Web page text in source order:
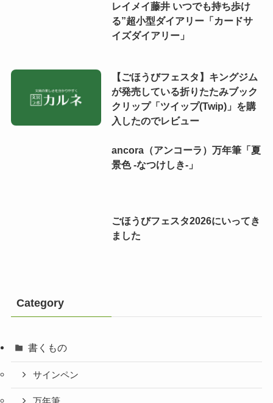
レイメイ藤井 いつでも持ち歩け
る”超小型ダイアリー「カードサ
イズダイアリー」
【ごほうびフェスタ】キングジム
が発売している折りたたみブック
クリップ「ツイップ(Twip)」を購
入したのでレビュー
ancora（アンコーラ）万年筆「夏
景色 -なつけしき-」
ごほうびフェスタ2026にいってき
ました
Category
書くもの
サインペン
万年筆